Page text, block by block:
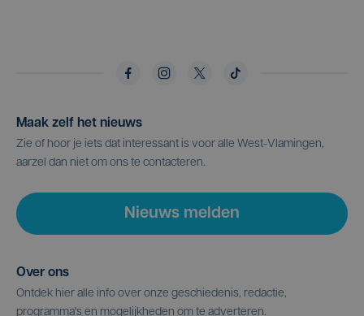
Maak zelf het nieuws
Zie of hoor je iets dat interessant is voor alle West-Vlamingen,
aarzel dan niet om ons te contacteren.
Nieuws melden
Over ons
Ontdek hier alle info over onze geschiedenis, redactie,
programma's en mogelijkheden om te adverteren.